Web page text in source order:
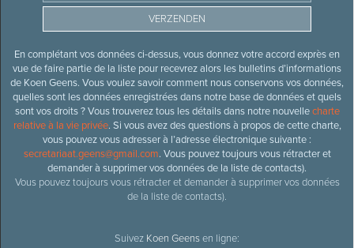
En complétant vos données ci-dessus, vous donnez votre accord exprès en
vue de faire partie de la liste pour recevrez alors les bulletins d’informations
de Koen Geens. Vous voulez savoir comment nous conservons vos données,
quelles sont les données enregistrées dans notre base de données et quels
sont vos droits ? Vous trouverez tous les détails dans notre nouvellecharte
relative à la vie privée. Si vous avez des questions à propos de cette charte,
vous pouvez vous adresser à l’adresse électronique suivante :
secretariaat.geens@gmail.com. Vous pouvez toujours vous rétracter et
demander à supprimer vos données de la liste de contacts).
Vous pouvez toujours vous rétracter et demander à supprimer vos données
de la liste de contacts).
Suivez Koen Geensen ligne: